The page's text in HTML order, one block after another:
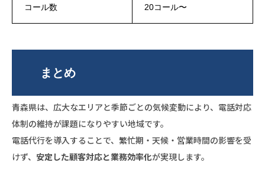
コール数 20コール〜
まとめ
青森県は、広大なエリアと季節ごとの気候変動により、電話対応
体制の維持が課題になりやすい地域です。
電話代行を導入することで、繁忙期・天候・営業時間の影響を受
けず、 安定した顧客対応と業務効率化が実現します。